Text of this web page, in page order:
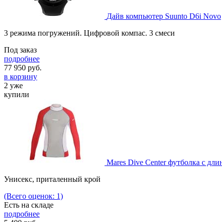
Дайв компьютер Suunto D6i Novo
3 режима погружений. Цифровой компас. 3 смеси
Под заказ
подробнее
77 950 руб.
в корзину
2 уже
купили
Mares Dive Center футболка с
Унисекс, приталенный крой
(Всего оценок: 1)
Есть на складе
подробнее